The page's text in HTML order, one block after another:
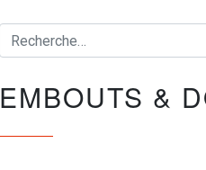
EMBOUTS &